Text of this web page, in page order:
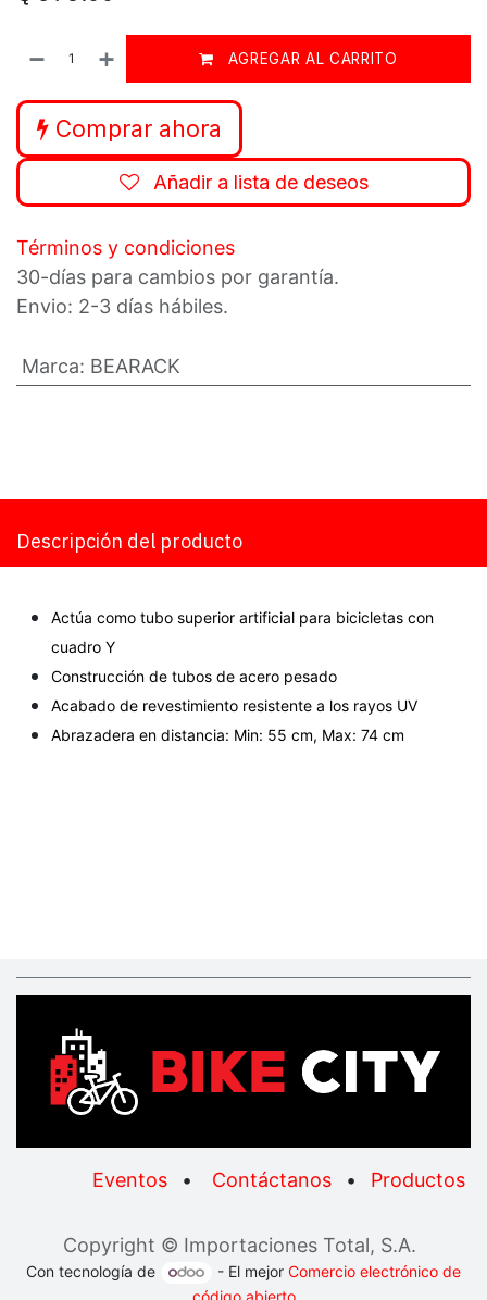
AGREGAR AL CARRITO
Comprar ahora
Añadir a lista de deseos
Términos y condiciones
30-días para cambios por garantía.
Envio: 2-3 días hábiles.
Marca: BEARACK
Descripción del producto
Actúa como tubo superior artificial para bicicletas con
cuadro Y
Construcción de tubos de acero pesado
Acabado de revestimiento resistente a los rayos UV
Abrazadera en distancia: Min: 55 cm, Max: 74 cm
Eventos • Contáctanos • Productos
Copyright © Importaciones Total, S.A.
Con tecnología de - El mejor Comercio electrónico de
código abierto